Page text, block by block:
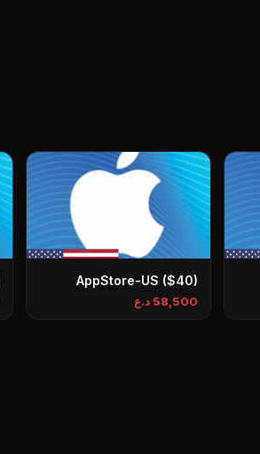
AppStore-US ($40)
58,500 د.ع